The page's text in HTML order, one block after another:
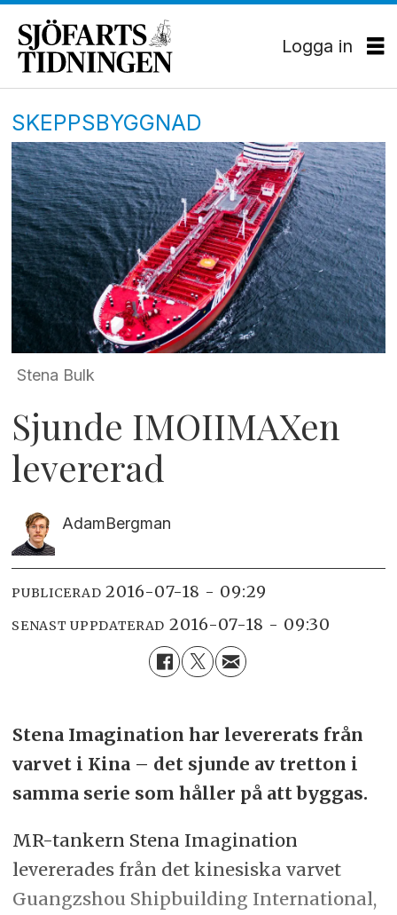
Logga in
SKEPPSBYGGNAD
Stena Bulk
Sjunde IMOIIMAXen
levererad
AdamBergman
PUBLICERAD 2016-07-18 - 09:29
SENAST UPPDATERAD 2016-07-18 - 09:30
Stena Imagination har levererats från
varvet i Kina – det sjunde av tretton i
samma serie som håller på att byggas.
MR-tankern Stena Imagination
levererades från det kinesiska varvet
Guangzshou Shipbuilding International,